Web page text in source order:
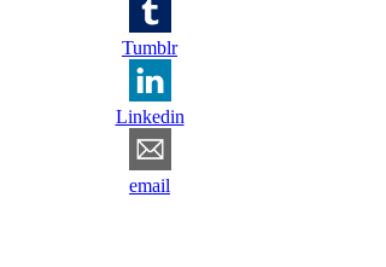
Tumblr
Linkedin
email